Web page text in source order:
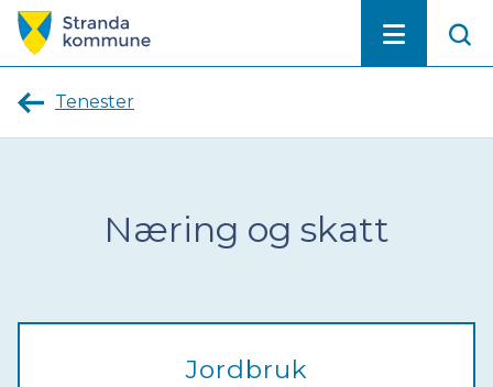
Stranda
kommune
Tenester
Næring og skatt
Jordbruk